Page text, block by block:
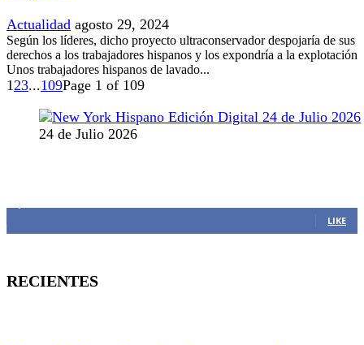
Actualidad agosto 29, 2024
Según los líderes, dicho proyecto ultraconservador despojaría de sus
derechos a los trabajadores hispanos y los expondría a la explotación
Unos trabajadores hispanos de lavado...
123...109Page 1 of 109
24 de Julio 2026
LIKE
RECIENTES